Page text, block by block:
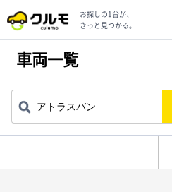
お探しの1台が、
きっと見つかる。
車両一覧